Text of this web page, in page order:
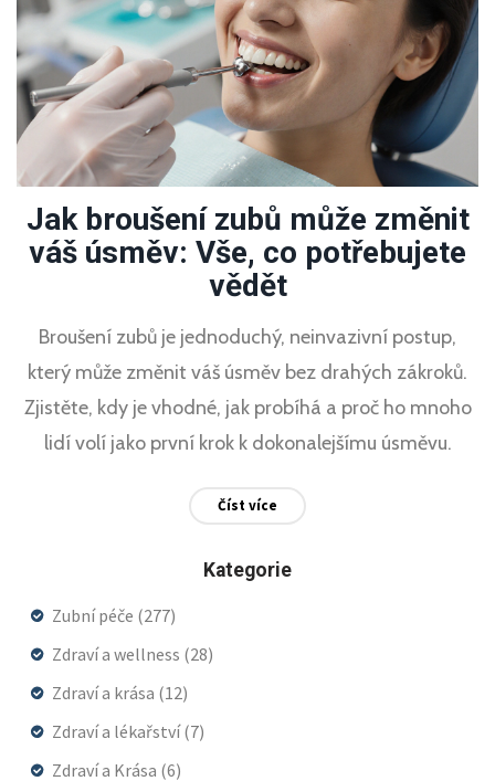
Jak broušení zubů může změnit
váš úsměv: Vše, co potřebujete
vědět
Broušení zubů je jednoduchý, neinvazivní postup,
který může změnit váš úsměv bez drahých zákroků.
Zjistěte, kdy je vhodné, jak probíhá a proč ho mnoho
lidí volí jako první krok k dokonalejšímu úsměvu.
Číst více
Kategorie
Zubní péče (277)
Zdraví a wellness (28)
Zdraví a krása (12)
Zdraví a lékařství(7)
Zdraví a Krása (6)